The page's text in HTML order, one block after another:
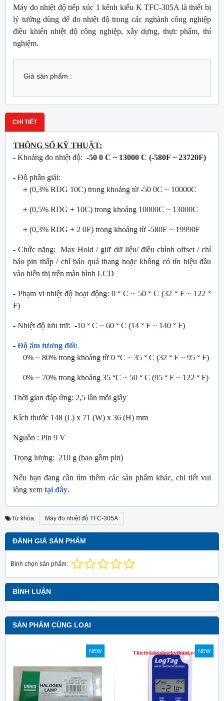
Máy đo nhiệt độ tiếp xúc 1 kênh kiểu K TFC-305A là thiết bị
lý tưởng dùng để đo nhiệt độ trong các nghành công nghiệp
điều khiển nhiệt độ công nghiệp, xây dựng, thực phẩm, thí
nghiệm.
Giá sản phẩm :
CHI TIẾT
THÔNG SỐ KỸ THUẬT:
- Khoảng đo nhiệt độ: -50 0 C ~ 13000 C (-580F ~ 23720F)
- Độ phân giải:
± (0,3% RDG 10C) trong khoảng từ -50 0C ~ 10000C
± (0,5% RDG + 10C) trong khoảng 10000C ~ 13000C
± (0,3% RDG + 2 0F) trong khoảng từ -580F ~ 19990F
- Chức năng: Max Hold / giữ dữ liệu/ điều chỉnh offset / chỉ
báo pin thấp / chỉ báo quá thang hoặc không có tín hiệu đầu
vào hiển thị trên màn hình LCD
- Phạm vi nhiệt độ hoạt động: 0 ° C ~ 50 ° C (32 ° F ~ 122 °
F)
- Nhiệt độ lưu trữ: -10 ° C ~ 60 ° C (14 ° F ~ 140 ° F)
- Độ ẩm tương đối:
0% ~ 80% trong khoảng từ 0 °C ~ 35 ° C (32 ° F ~ 95 ° F)
0% ~ 70% trong khoảng 35 °C ~ 50 ° C (95 ° F ~ 122 ° F)
Thời gian đáp ứng: 2,5 lần mỗi giây
Kích thước 148 (L) x 71 (W) x 36 (H) mm
Nguồn : Pin 9 V
Trọng lượng: 210 g (bao gồm pin)
Nếu bạn đang cần tìm thêm các sản phẩm khác, chi tiết vui
lòng xem tại đây.
Từ khóa: Máy đo nhiệt độ TFC-305A
ĐÁNH GIÁ SẢN PHẨM
Bình chọn sản phẩm:
BÌNH LUẬN
SẢN PHẨM CÙNG LOẠI
NEW NEW